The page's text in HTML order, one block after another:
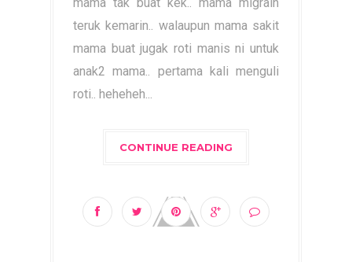
teruk kemarin.. walaupun mama sakit
mama buat jugak roti manis ni untuk
anak2 mama.. pertama kali menguli
roti.. heheheh...
CONTINUE READING